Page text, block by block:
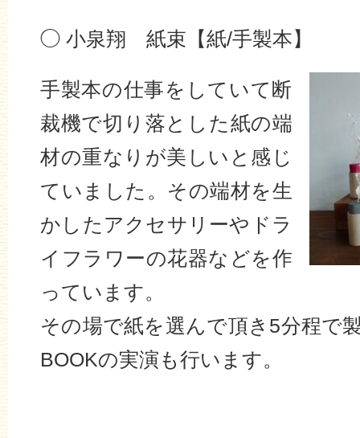
◯ 小泉翔 紙束【紙/手製本】
手製本の仕事をしていて断
裁機で切り落とした紙の端
材の重なりが美しいと感じ
ていました。その端材を生
かしたアクセサリーやドラ
イフラワーの花器などを作
っています。
その場で紙を選んで頂き5分程で
BOOKの実演も行います。